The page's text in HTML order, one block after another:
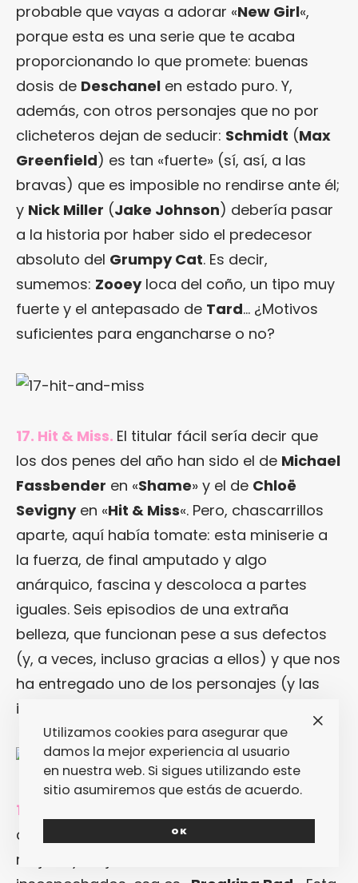
probable que vayas a adorar «New Girl«,
porque esta es una serie que te acaba
proporcionando lo que promete: buenas
dosis de Deschanel en estado puro. Y,
además, con otros personajes que no por
clicheteros dejan de seducir: Schmidt (Max
Greenfield) es tan «fuerte» (sí, así, a las
bravas) que es imposible no rendirse ante él;
y Nick Miller (Jake Johnson) debería pasar
a la historia por haber sido el predecesor
absoluto del Grumpy Cat. Es decir,
sumemos: Zooeyloca del coño, un tipo muy
fuerte y el antepasado de Tard… ¿Motivos
suficientes para engancharse o no?
17. Hit & Miss. El titular fácil sería decir que
los dos penes del año han sido el de Michael
Fassbender en «Shame» y el de Chloë
Sevignyen «Hit & Miss«. Pero, chascarrillos
aparte, aquí había tomate: esta miniserie a
la fuerza, de final amputado y algo
anárquico, fascina y descoloca a partes
iguales. Seis episodios de una extraña
belleza, que funcionan pese a sus defectos
(y, a veces, incluso gracias a ellos) y que nos
ha entregado uno de los personajes (y las
interpretaciones) del año.
16. Breaking Bad.
cada segundo de visionado que pasa
mejora y mejora hasta niveles
Utilizamos cookies para asegurar que
damos la mejor experiencia al usuario
en nuestra web. Si sigues utilizando este
sitio asumiremos que estás de acuerdo.
OK